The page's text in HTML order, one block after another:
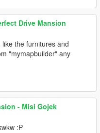
Drive Mansion
the furnitures and
"mymapbuilder" any
- Misi Gojek
:P